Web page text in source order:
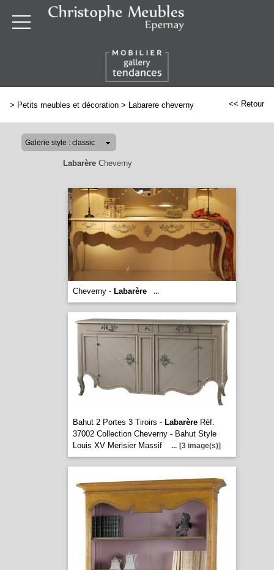
> Petits meubles et décoration > Labarere cheverny << Retour
LabarèreCheverny
Cheverny - Labarère ...
Bahut 2 Portes 3 Tiroirs - LabarèreRéf.
37002 Collection Cheverny - Bahut Style
Louis XV Merisier Massif
... [3 image(s)]